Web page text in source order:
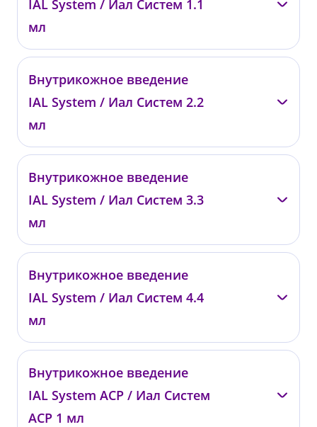
от 9 000 ₽
IAL System / Иал Систем 1.1
мл
00731
от 14 000 ₽
Внутрикожное введение
IAL System / Иал Систем 2.2
мл
0821
от 22 000 ₽
Внутрикожное введение
IAL System / Иал Систем 3.3
мл
0822
от 33 000 ₽
Внутрикожное введение
IAL System / Иал Систем 4.4
мл
0823
от 44 000 ₽
Внутрикожное введение
IAL System ACP / Иал Систем
АСР 1 мл